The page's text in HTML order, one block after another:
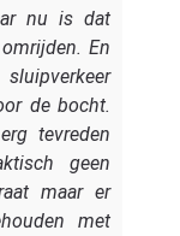
nu is dat
En
de bocht.
tevreden
geen
maar er
met